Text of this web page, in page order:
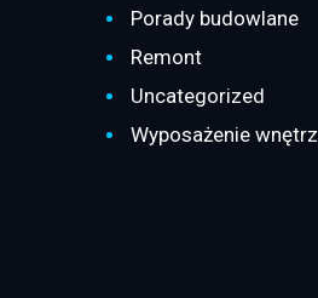
Porady budowlane
Remont
Uncategorized
Wyposażenie wnętrz